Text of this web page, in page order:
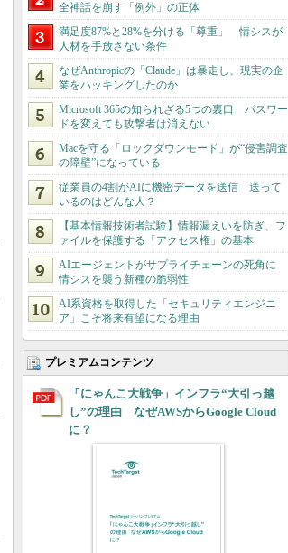
全神話を崩す「例外」の正体
満足度87%と28%を分ける「尊重」 情シスが
人材を手放さない条件
なぜAnthropicの「Claude」は暴走し、現実の企
業をハッキングしたのか
Microsoft 365の知られざる5つの裏口 パスワー
ドを変えても攻撃者は消えない
Macを守る「ロックダウンモード」が“侵害調査
の障壁”になっている
従業員の4割がAIに機密データを送信 送って
いるのはどんな人？
【基本情報技術者試験】情報漏えいを防ぎ、フ
ァイルを保護する「アクセス権」の基本
AIエージェントがサプライチェーンの死角に
情シスを襲う新種の脆弱性
AI系資格を取得した「セキュリティエンジニ
ア」こそ将来有望になる理由
プレミアムコンテンツ
「にゃんこ大戦争」インフラ“大引っ越
し”の理由 なぜAWSからGoogle Cloud
に？